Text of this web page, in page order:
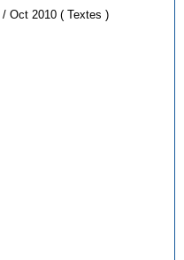
/ Oct 2010 ( Textes )